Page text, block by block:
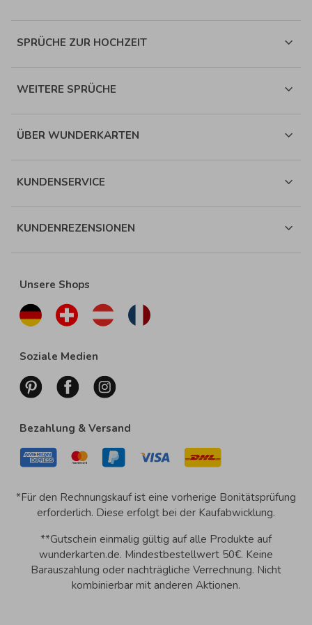
SPRÜCHE ZUR HOCHZEIT
WEITERE SPRÜCHE
ÜBER WUNDERKARTEN
KUNDENSERVICE
KUNDENREZENSIONEN
Unsere Shops
Soziale Medien
Bezahlung & Versand
*Für den Rechnungskauf ist eine vorherige Bonitätsprüfung
erforderlich. Diese erfolgt bei der Kaufabwicklung.
**Gutschein einmalig gültig auf alle Produkte auf
wunderkarten.de. Mindestbestellwert 50€. Keine
Barauszahlung oder nachträgliche Verrechnung. Nicht
kombinierbar mit anderen Aktionen.